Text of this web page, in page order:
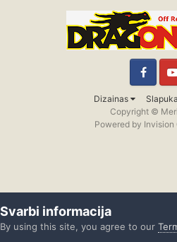
Dizainas
Facebook
Copyright ©
Powered by Invision
Svarbi informacija
By using this site, you agree to our
Forumas Neskaityta Prisijungti